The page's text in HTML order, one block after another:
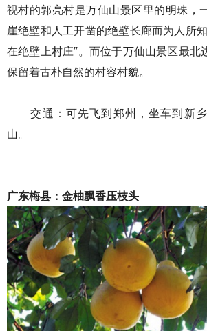
视村的郭亮村是万仙山景区里的明珠，
崖绝壁和人工开凿的绝壁长廊而为人所
在绝壁上村庄”。而位于万仙山景区最北
保留着古朴自然的村容村貌。
交通：可先飞到郑州，坐车到新乡
山。
广东梅县：金柚飘香压枝头